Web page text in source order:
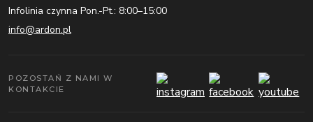
Infolinia czynna Pon.-Pt.: 8:00–15:00
info@ardon.pl
POZOSTAŃ Z NAMI W
KONTAKCIE